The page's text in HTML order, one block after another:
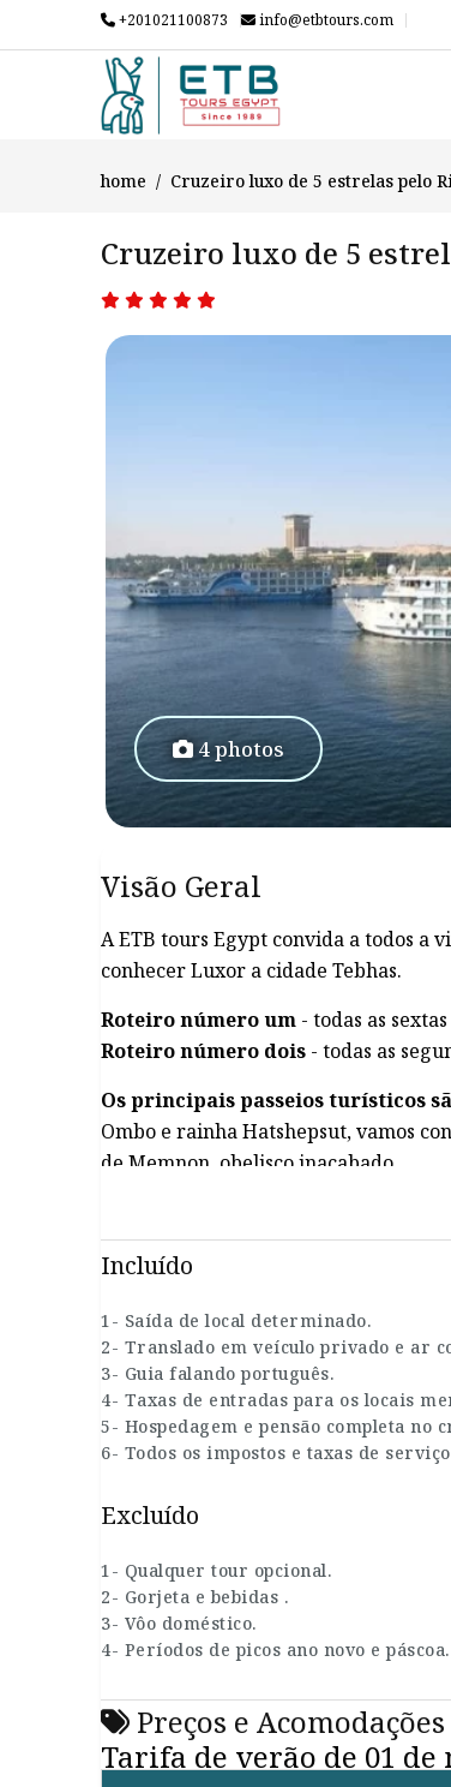
+201021100873 info@etbtours.com
home Cruzeiro luxo de 5 estrelas pelo
Cruzeiro luxo de 5
4 photos
Visão Geral
A ETB tours Egypt convida a todos a
conhecer Luxor a cidade Tebhas.
Roteiro número um - todas as
Roteiro número dois - todas as
Os principais passeios turísticos
Ombo e rainha Hatshepsut, vamos
de Memnon, obelisco inacabado.
Incluído
1- Saída de local determinado.
2- Translado em veículo privado e ar
3- Guia falando português.
4- Taxas de entradas para os locais
5- Hospedagem e pensão completa no
6- Todos os impostos e taxas de
Excluído
1- Qualquer tour opcional.
2- Gorjeta e bebidas .
3- Vôo doméstico.
4- Períodos de picos ano novo e páscoa.
Preços e Acomodações
Tarifa de verão de 01 de